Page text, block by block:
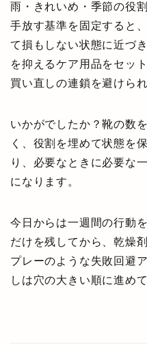
雨・きれいめ・季節の役
手放す基準を固定すると
て損もしない状態に近づ
を抑えるケア用品をセッ
買い直しの連鎖を避けられ
いかがでしたか？靴の数
く、役割を埋めて状態を
り、必要なときに必要な
になります。
今日からは一週間の行動
だけを残してから、乾燥
プレーのような失敗回避
しは穴の大きい順に進め